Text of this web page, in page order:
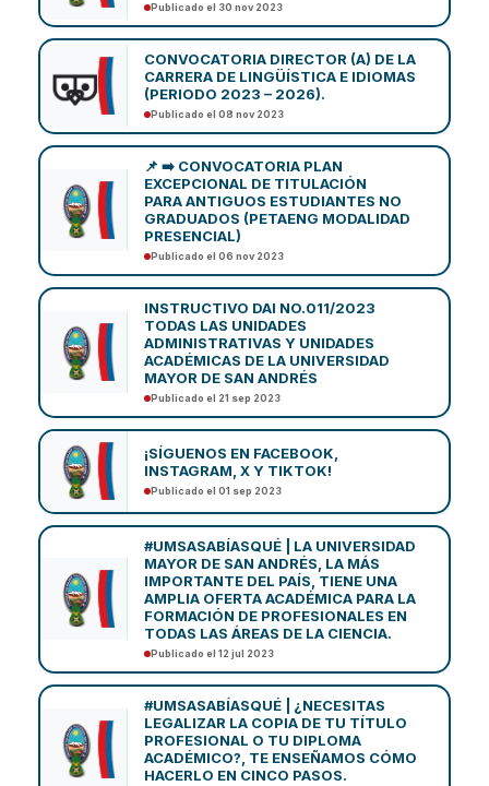
Publicado el 30 nov 2023
CONVOCATORIA DIRECTOR (A) DE LA
CARRERA DE LINGÜÍSTICA E IDIOMAS
(PERIODO 2023 – 2026).
Publicado el 08 nov 2023
📌 ➡️ CONVOCATORIA PLAN
EXCEPCIONAL DE TITULACIÓN
PARA ANTIGUOS ESTUDIANTES NO
GRADUADOS (PETAENG MODALIDAD
PRESENCIAL)
Publicado el 06 nov 2023
INSTRUCTIVO DAI NO.011/2023
TODAS LAS UNIDADES
ADMINISTRATIVAS Y UNIDADES
ACADÉMICAS DE LA UNIVERSIDAD
MAYOR DE SAN ANDRÉS
Publicado el 21 sep 2023
¡SÍGUENOS EN FACEBOOK,
INSTAGRAM, X Y TIKTOK!
Publicado el 01 sep 2023
#UMSASABÍASQUÉ | LA UNIVERSIDAD
MAYOR DE SAN ANDRÉS, LA MÁS
IMPORTANTE DEL PAÍS, TIENE UNA
AMPLIA OFERTA ACADÉMICA PARA LA
FORMACIÓN DE PROFESIONALES EN
TODAS LAS ÁREAS DE LA CIENCIA.
Publicado el 12 jul 2023
#UMSASABÍASQUÉ | ¿NECESITAS
LEGALIZAR LA COPIA DE TU TÍTULO
PROFESIONAL O TU DIPLOMA
ACADÉMICO?, TE ENSEÑAMOS CÓMO
HACERLO EN CINCO PASOS.